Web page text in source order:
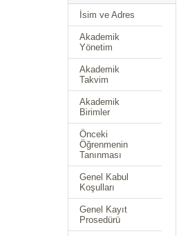
İsim ve Adres
Akademik
Yönetim
Akademik
Takvim
Akademik
Birimler
Önceki
Öğrenmenin
Tanınması
Genel Kabul
Koşulları
Genel Kayıt
Prosedürü